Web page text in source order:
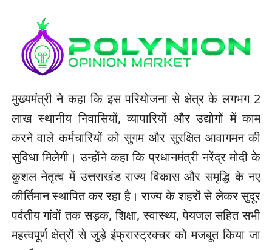
मुख्यमंत्री ने कहा कि इस परियोजना से क्षेत्र के लगभग 2
लाख स्थानीय निवासियों, व्यापारियों और उद्योगों में काम
करने वाले कर्मचारियों को सुगम और सुरक्षित आवागमन की
सुविधा मिलेगी। उन्होंने कहा कि प्रधानमंत्री नरेंद्र मोदी के
कुशल नेतृत्व में उत्तराखंड राज्य विकास और समृद्धि के नए
कीर्तिमान स्थापित कर रहा है। राज्य के शहरों से लेकर सुदूर
पर्वतीय गांवों तक सड़क, शिक्षा, स्वास्थ्य, पेयजल सहित सभी
महत्वपूर्ण क्षेत्रों से जुड़े इंफ्रास्ट्रक्चर को मजबूत किया जा